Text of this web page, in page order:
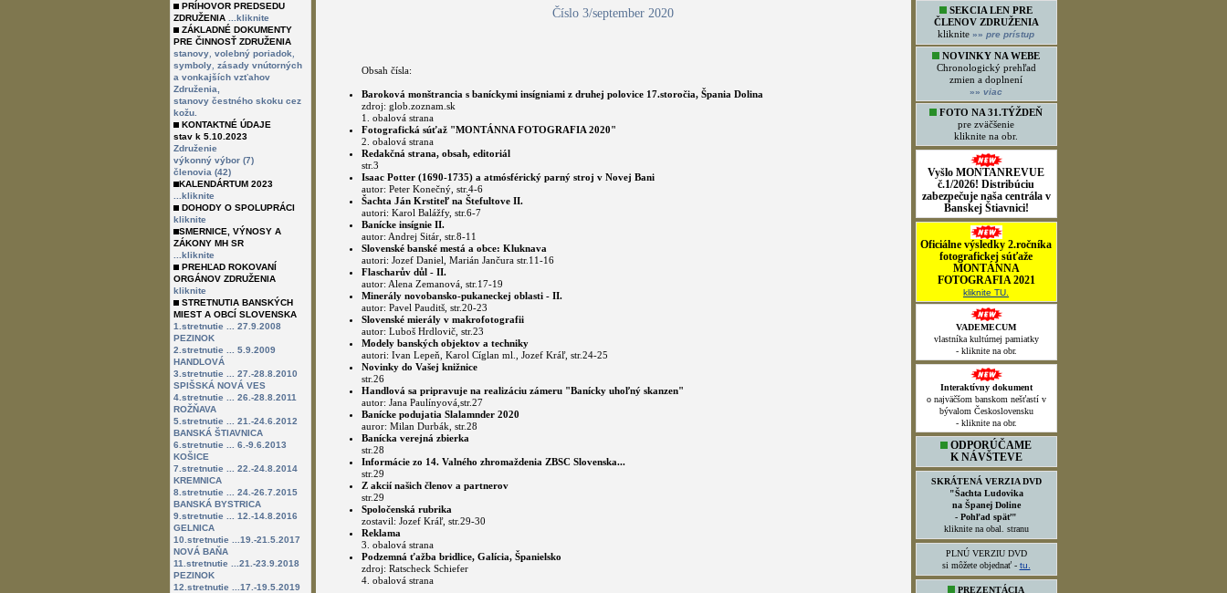
PRÍHOVOR PREDSEDU
ZDRUŽENIA
...kliknite
ZÁKLADNÉ DOKUMENTY
PRE ČINNOSŤ ZDRUŽENIA
stanovy, volebný poriadok
symboly, zásady vnútorných
a vonkajších vzťahov
Združenia,
stanovy čestného skoku cez
kožu.
KONTAKTNÉ ÚDAJE
stav k 5.10.2023
Združenie
výkonný výbor (7)
členovia (42)
KALENDÁRTUM 2023
...kliknite
DOHODY O SPOLUPRÁCI
kliknite
SMERNICE, VÝNOSY A
ZÁKONY MH SR
...kliknite
PREHĽAD ROKOVANÍ
ORGÁNOV ZDRUŽENIA
kliknite
STRETNUTIA BANSKÝCH
MIEST A OBCÍ SLOVENSKA
1.stretnutie ... 27.9.2008
PEZINOK
2.stretnutie ... 5.9.2009
HANDLOVÁ
3.stretnutie ... 27.-28.8.2010
SPIŠSKÁ NOVÁ VES
4.stretnutie ... 26.-28.8.2011
ROŽŇAVA
5.stretnutie ... 21.-24.6.2012
BANSKÁ ŠTIAVNICA
6.stretnutie ... 6.-9.6.2013
KOŠICE
7.stretnutie ... 22.-24.8.2014
KREMNICA
8.stretnutie ... 24.-26.7.2015
BANSKÁ BYSTRICA
9.stretnutie ... 12.-14.8.2016
GELNICA
10.stretnutie ...19.-21.5.2017
NOVÁ BAŇA
11.stretnutie ...21.-23.9.2018
PEZINOK
12.stretnutie ...17.-19.5.2019
SEKCIA LEN PRE
ČLENOV ZDRUŽENIA
kliknite »» pre prístup
NOVINKY NA WEBE
Chronologický prehľad
zmien a doplnení
»» viac
FOTO NA 31.TÝŽDEŇ
pre zväčšenie
kliknite na obr.
Vyšlo MONTANREVUE
č.1/2026! Distribúciu
zabezpečuje naša centrála v
Banskej Štiavnici!
Oficiálne výsledky 2.ročníka
fotografickej súťaže
MONTÁNNA
FOTOGRAFIA 2021
kliknite TU.
Číslo 3/september 2020
Obsah čísla:
Baroková monštrancia s baníckymi insígniami z druhej polovice 17.storočia, Špania Dolina
zdroj: glob.zoznam.sk
1. obalová strana
Fotografická súťaž "MONTÁNNA FOTOGRAFIA 2020"
2. obalová strana
Redakčná strana, obsah, editoriál
str.3
Isaac Potter (1690-1735) a atmósférický parný stroj v Novej Bani
autor: Peter Konečný, str.4-6
Šachta Ján Krstiteľ na Štefultove II.
autori: Karol Balážfy, str.6-7
Banícke insígnie II.
autor: Andrej Sitár, str.8-11
Slovenské banské mestá a obce: Kluknava
autori: Jozef Daniel, Marián Jančura str.11-16
Flascharův důl - II.
autor: Alena Zemanová, str.17-19
Minerály novobansko-pukaneckej oblasti - II.
autor: Pavel Pauditš, str.20-23
Slovenské mierály v makrofotografii
autor: Luboš Hrdlovič, str.23
Modely banských objektov a techniky
autori: Ivan Lepeň, Karol Cíglan ml., Jozef Kráľ, str.24-25
Novinky do Vašej knižnice
str.26
Handlová sa pripravuje na realizáciu zámeru "Banícky uhoľný skanzen"
autor: Jana Paulínyová,str.27
Banícke podujatia Slalamnder 2020
auror: Milan Durbák, str.28
Banícka verejná zbierka
str.28
Informácie zo 14. Valného zhromaždenia ZBSC Slovenska...
str.29
Z akcií našich členov a partnerov
str.29
Spoločenská rubrika
zostavil: Jozef Kráľ, str.29-30
Reklama
3. obalová strana
Podzemná ťažba bridlice, Galícia, Španielsko
zdroj: Ratscheck Schiefer
4. obalová strana